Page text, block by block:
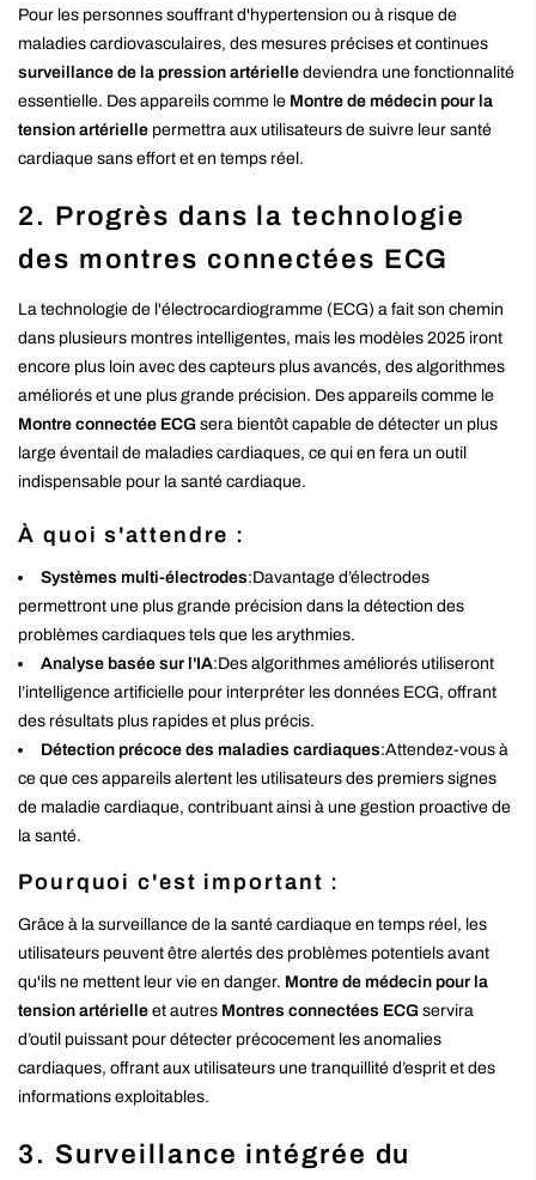
Pour les personnes souffrant d'hypertension ou à risque de
maladies cardiovasculaires, des mesures précises et continues
surveillance de la pression artérielle deviendra une fonctionnalité
essentielle. Des appareils comme le Montre de médecin pour la
tension artérielle permettra aux utilisateurs de suivre leur santé
cardiaque sans effort et en temps réel.
2. Progrès dans la technologie
des montres connectées ECG
La technologie de l'électrocardiogramme (ECG) a fait son chemin
dans plusieurs montres intelligentes, mais les modèles 2025 iront
encore plus loin avec des capteurs plus avancés, des algorithmes
améliorés et une plus grande précision. Des appareils comme le
Montre connectée ECG sera bientôt capable de détecter un plus
large éventail de maladies cardiaques, ce qui en fera un outil
indispensable pour la santé cardiaque.
À quoi s'attendre :
Systèmes multi-électrodes:Davantage d’électrodes
permettront une plus grande précision dans la détection des
problèmes cardiaques tels que les arythmies.
Analyse basée sur l'IA:Des algorithmes améliorés utiliseront
l’intelligence artificielle pour interpréter les données ECG, offrant
des résultats plus rapides et plus précis.
Détection précoce des maladies cardiaques:Attendez-vous à
ce que ces appareils alertent les utilisateurs des premiers signes
de maladie cardiaque, contribuant ainsi à une gestion proactive de
la santé.
Pourquoi c'est important :
Grâce à la surveillance de la santé cardiaque en temps réel, les
utilisateurs peuvent être alertés des problèmes potentiels avant
qu'ils ne mettent leur vie en danger. Montre de médecin pour la
tension artérielle et autres Montres connectées ECG servira
d’outil puissant pour détecter précocement les anomalies
cardiaques, offrant aux utilisateurs une tranquillité d’esprit et des
informations exploitables.
3. Surveillance intégrée du